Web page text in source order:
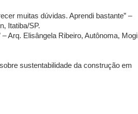
muitas dúvidas. Aprendi bastante” –
Itatiba/SP.
Arq. Elisângela Ribeiro, Autônoma, Mogi
sustentabilidade da construção em